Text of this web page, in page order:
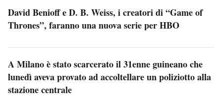
David Benioff e D. B. Weiss, i creatori di “Game of
Thrones”, faranno una nuova serie per HBO
A Milano è stato scarcerato il 31enne guineano che
lunedì aveva provato ad accoltellare un poliziotto alla
stazione centrale